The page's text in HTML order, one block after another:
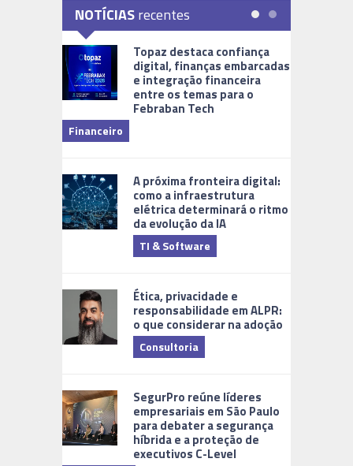
NOTÍCIASrecentes
Topaz destaca confiança
digital, finanças embarcadas
e integração financeira
entre os temas para o
Febraban Tech
Financeiro
A próxima fronteira digital:
como a infraestrutura
elétrica determinará o ritmo
da evolução da IA
TI & Software
Ética, privacidade e
responsabilidade em ALPR:
o que considerar na adoção
Consultoria
SegurPro reúne líderes
empresariais em São Paulo
para debater a segurança
híbrida e a proteção de
executivos C-Level